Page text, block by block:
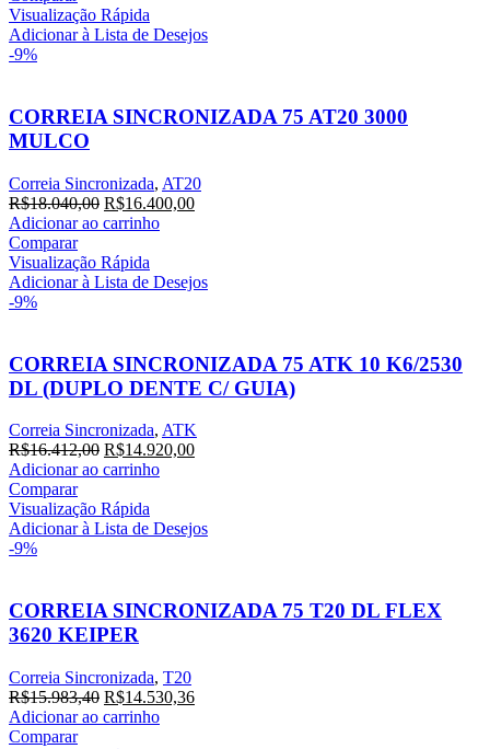
era:
R$14.236,20.R$12.942,00.
Visualização Rápida
Adicionar à Lista de Desejos
-9%
CORREIA SINCRONIZADA 75 AT20 3000
MULCO
Correia Sincronizada, AT20
R$18.040,00 O
preço
era:
R$18.040,00.
R$16.400,00O
R$16.400,00.
Adicionar ao carrinho
Comparar
Visualização Rápida
Adicionar à Lista de Desejos
-9%
CORREIA SINCRONIZADA 75 ATK 10 K6/2530
DL (DUPLO DENTE C/ GUIA)
Correia Sincronizada, ATK
R$16.412,00 O
preço
era:
R$16.412,00.
R$14.920,00O
R$14.920,00.
Adicionar ao carrinho
Comparar
Visualização Rápida
Adicionar à Lista de Desejos
-9%
CORREIA SINCRONIZADA 75 T20 DL FLEX
3620 KEIPER
Correia Sincronizada, T20
R$15.983,40 O
preço
R$14.530,36O
Adicionar ao carrinho
Comparar